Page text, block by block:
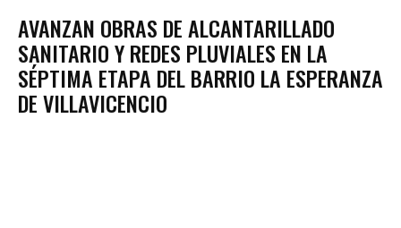
AVANZAN OBRAS DE ALCANTARILLADO
SANITARIO Y REDES PLUVIALES EN LA
SÉPTIMA ETAPA DEL BARRIO LA ESPERANZA
DE VILLAVICENCIO